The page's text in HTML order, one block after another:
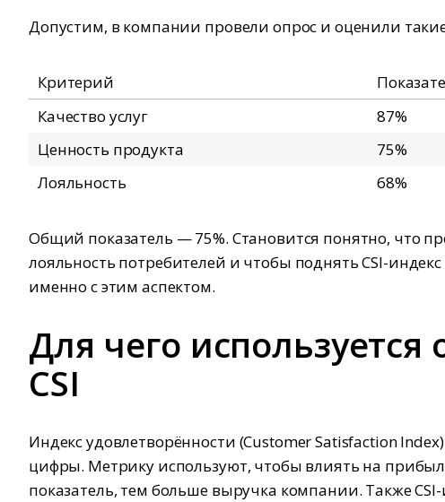
Допустим, в компании провели опрос и оценили
Критерий
Качество услуг
87%
Ценность продукта
75%
Лояльность
68%
Общий показатель — 75%. Становится понятно, что
лояльность потребителей и чтобы поднять CSI-
именно с этим аспектом.
Для чего используется
CSI
Индекс удовлетворённости (Customer Satisfaction
цифры. Метрику используют, чтобы влиять на
показатель, тем больше выручка компании. Также